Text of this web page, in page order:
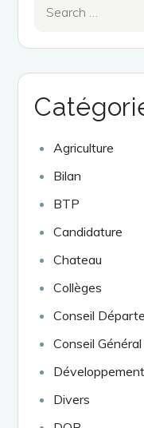
Agriculture
Bilan
BTP
Candidature
Chateau
Collèges
Conseil
Conseil Général
Divers